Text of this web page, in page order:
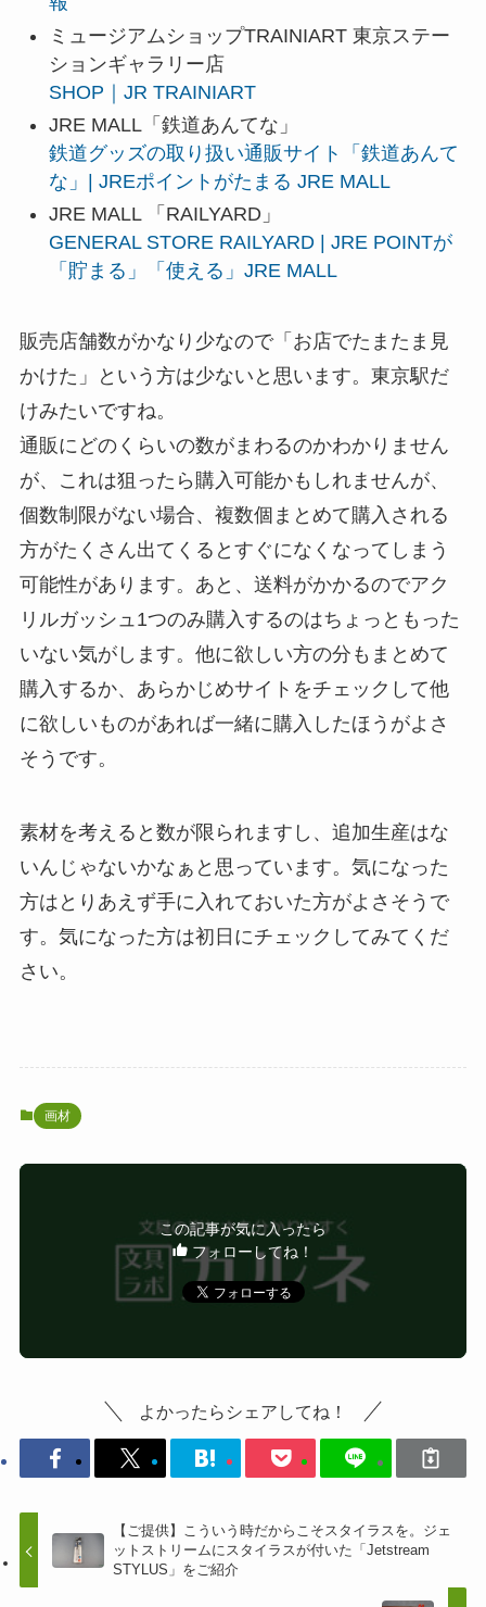
ミュージアムショップTRAINIART 東京ステー
ションギャラリー店
SHOP｜JR TRAINIART
JRE MALL「鉄道あんてな」
鉄道グッズの取り扱い通販サイト「鉄道あんて
な」| JREポイントがたまる JRE MALL
JRE MALL 「RAILYARD」
GENERAL STORE RAILYARD | JRE POINTが
「貯まる」「使える」JRE MALL
販売店舗数がかなり少なので「お店でたまたま見
かけた」という方は少ないと思います。東京駅だ
けみたいですね。
通販にどのくらいの数がまわるのかわかりません
が、これは狙ったら購入可能かもしれませんが、
個数制限がない場合、複数個まとめて購入される
方がたくさん出てくるとすぐになくなってしまう
可能性があります。あと、送料がかかるのでアク
リルガッシュ1つのみ購入するのはちょっともった
いない気がします。他に欲しい方の分もまとめて
購入するか、あらかじめサイトをチェックして他
に欲しいものがあれば一緒に購入したほうがよさ
そうです。
素材を考えると数が限られますし、追加生産はな
いんじゃないかなぁと思っています。気になった
方はとりあえず手に入れておいた方がよさそうで
す。気になった方は初日にチェックしてみてくだ
さい。
画材
この記事が気に入ったら
フォローしてね！
よかったらシェアしてね！
【ご提供】こういう時だからこそスタイラスを。ジェ
ットストリームにスタイラスが付いた「Jetstream
STYLUS」をご紹介